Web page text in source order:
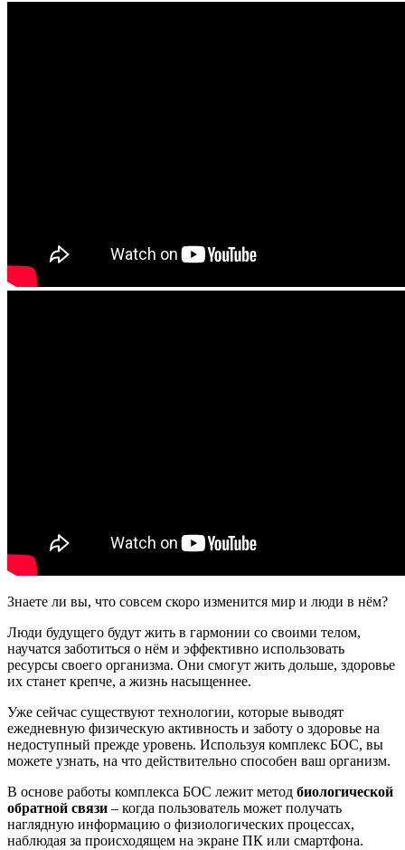
Знаете ли вы, что совсем скоро изменится мир и люди в нём?
Люди будущего будут жить в гармонии со своими телом,
научатся заботиться о нём и эффективно использовать
ресурсы своего организма. Они смогут жить дольше, здоровье
их станет крепче, а жизнь насыщеннее.
Уже сейчас существуют технологии, которые выводят
ежедневную физическую активность и заботу о здоровье на
недоступный прежде уровень. Используя комплекс БОС, вы
можете узнать, на что действительно способен ваш организм.
В основе работы комплекса БОС лежит метод биологической
обратной связи – когда пользователь может получать
наглядную информацию о физиологических процессах,
наблюдая за происходящем на экране ПК или смартфона.